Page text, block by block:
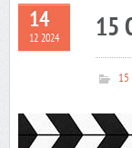
14
12 2024 15
15